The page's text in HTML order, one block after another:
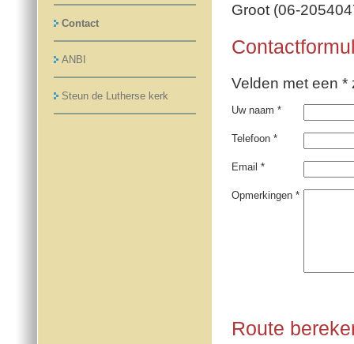
Contact
ANBI
Steun de Lutherse kerk
Groot (06-
Velden met een *
Uw naam *
Telefoon *
Email *
Opmerkingen *
Route